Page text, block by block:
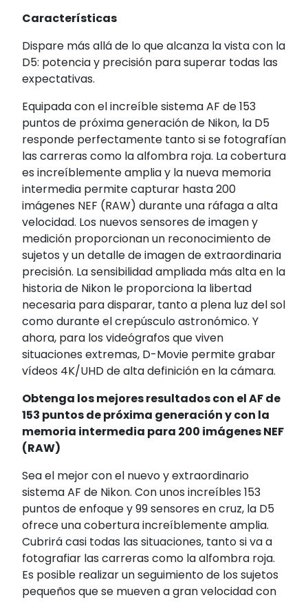
Características
Dispare más allá de lo que alcanza la vista con la
D5: potencia y precisión para superar todas las
expectativas.
Equipada con el increíble sistema AF de 153
puntos de próxima generación de Nikon, la D5
responde perfectamente tanto si se fotografían
las carreras como la alfombra roja. La cobertura
es increíblemente amplia y la nueva memoria
intermedia permite capturar hasta 200
imágenes NEF (RAW) durante una ráfaga a alta
velocidad. Los nuevos sensores de imagen y
medición proporcionan un reconocimiento de
sujetos y un detalle de imagen de extraordinaria
precisión. La sensibilidad ampliada más alta en la
historia de Nikon le proporciona la libertad
necesaria para disparar, tanto a plena luz del sol
como durante el crepúsculo astronómico. Y
ahora, para los videógrafos que viven
situaciones extremas, D-Movie permite grabar
vídeos 4K/UHD de alta definición en la cámara.
Obtenga los mejores resultados con el AF de
153 puntos de próxima generación y con la
memoria intermedia para 200 imágenes NEF
(RAW)
Sea el mejor con el nuevo y extraordinario
sistema AF de Nikon. Con unos increíbles 153
puntos de enfoque y 99 sensores en cruz, la D5
ofrece una cobertura increíblemente amplia.
Cubrirá casi todas las situaciones, tanto si va a
fotografiar las carreras como la alfombra roja.
Es posible realizar un seguimiento de los sujetos
pequeños que se mueven a gran velocidad con